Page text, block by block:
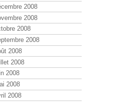
2008
2008
2008
2008
2008
2008
2008
2008
2008